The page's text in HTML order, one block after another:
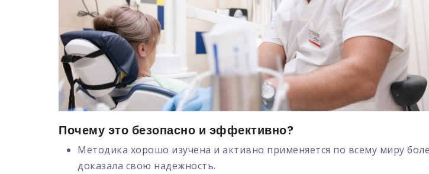
Почему это безопасно и эффективно?
Методика хорошо изучена и активно применяется по всему миру
доказала свою надежность.